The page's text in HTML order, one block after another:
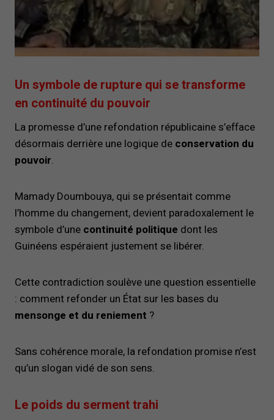
Un symbole de rupture qui se transforme
en continuité du pouvoir
La promesse d’une refondation républicaine s’efface
désormais derrière une logique de conservation du
pouvoir.
Mamady Doumbouya, qui se présentait comme
l’homme du changement, devient paradoxalement le
symbole d’une continuité politique dont les
Guinéens espéraient justement se libérer.
Cette contradiction soulève une question essentielle
: comment refonder un État sur les bases du
mensonge et du reniement ?
Sans cohérence morale, la refondation promise n’est
qu’un slogan vidé de son sens.
Le poids du serment trahi